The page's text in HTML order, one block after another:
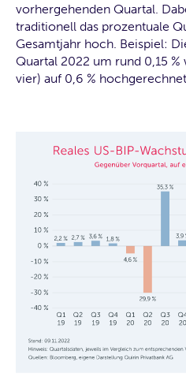
vorhergehenden Quartal.
traditionell das prozentuale
Gesamtjahr hoch. Beispiel:
Quartal 2022 um rund 0,15
vier) auf 0,6 % hochgerechnet.